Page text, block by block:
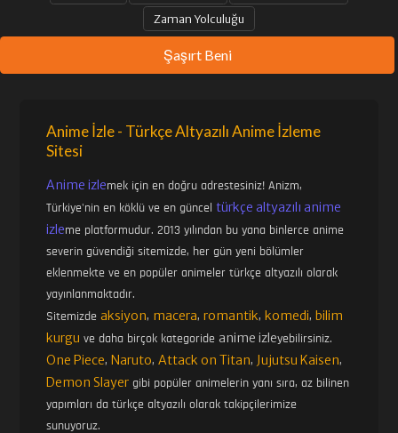
Zaman Yolculuğu
Şaşırt Beni
Anime İzle - Türkçe Altyazılı Anime İzleme
Sitesi
Anime izlemek için en doğru adrestesiniz! Anizm,
Türkiye'nin en köklü ve en günceltürkçe altyazılı anime
izleme platformudur. 2013 yılından bu yana binlerce anime
severin güvendiği sitemizde, her gün yeni bölümler
eklenmekte ve en popüler animeler türkçe altyazılı olarak
yayınlanmaktadır.
Sitemizdeaksiyon, macera,romantik, komedi, bilim
kurgu ve daha birçok kategoride anime izleyebilirsiniz.
One Piece, Naruto,Attack on Titan, Jujutsu Kaisen,
Demon Slayer gibi popüler animelerin yanı sıra, az bilinen
yapımları da türkçe altyazılı olarak takipçilerimize
sunuyoruz.